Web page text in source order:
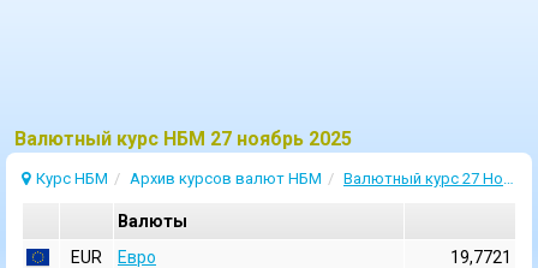
Bалютный курс НБМ 27 ноябрь 2025
Курс НБМ Архив курсов валют НБМ Валютный курс 27 Ноябрь 2025
Валюты
EUR
Евро
19,7721